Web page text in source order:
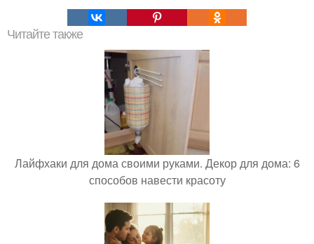
Читайте также
Лайфхаки для дома своими руками. Декор для дома: 6
способов навести красоту